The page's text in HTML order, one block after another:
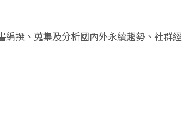
撰、蒐集及分析國內外永續趨勢、社群